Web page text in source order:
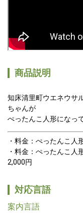
商品説明
知床清里町ウエネウサ
ちゃんが
ぺったんこ人形になっ
料金：ぺったんこ人
料金：ぺったんこ人
2,000円
対応言語
案内言語